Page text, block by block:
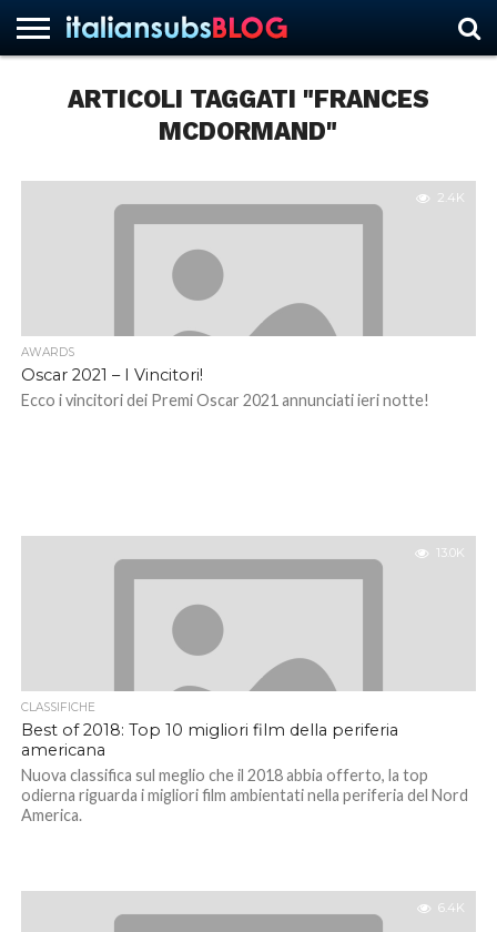
ARTICOLI TAGGATI "FRANCES
MCDORMAND"
2.4K
AWARDS
Oscar 2021 – I Vincitori!
Ecco i vincitori dei Premi Oscar 2021 annunciati ieri notte!
13.0K
CLASSIFICHE
Best of 2018: Top 10 migliori film della periferia
americana
Nuova classifica sul meglio che il 2018 abbia offerto, la top
odierna riguarda i migliori film ambientati nella periferia del Nord
America.
6.4K